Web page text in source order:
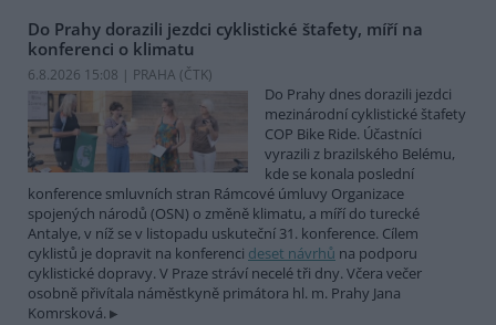
Do Prahy dorazili jezdci cyklistické štafety, míří na
konferenci o klimatu
6.8.2026 15:08 | PRAHA (ČTK)
Do Prahy dnes dorazili jezdci
mezinárodní cyklistické štafety
COP Bike Ride. Účastníci
vyrazili z brazilského Belému,
kde se konala poslední
konference smluvních stran Rámcové úmluvy Organizace
spojených národů (OSN) o změně klimatu, a míří do turecké
Antalye, v níž se v listopadu uskuteční 31. konference. Cílem
cyklistů je dopravit na konferenci deset návrhů na podporu
cyklistické dopravy. V Praze stráví necelé tři dny. Včera večer
osobně přivítala náměstkyně primátora hl. m. Prahy Jana
Komrsková.